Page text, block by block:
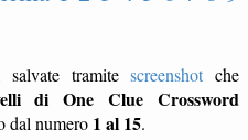
salvate tramitescreenshot che
di One Clue Crossword
dal numero 1 al 15.